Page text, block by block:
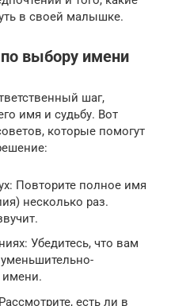
в своей малышке.
выбору имени
шаг,
имя и судьбу. Вот
которые помогут
Повторите полное имя
несколько раз.
Убедитесь, что вам
есть ли в